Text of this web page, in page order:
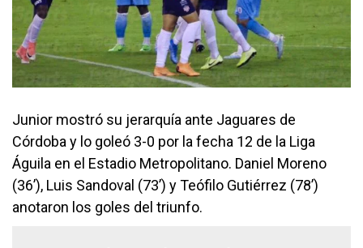
Junior mostró su jerarquía ante Jaguares de
Córdoba y lo goleó 3-0 por la fecha 12 de la Liga
Águila en el Estadio Metropolitano. Daniel Moreno
(36’), Luis Sandoval (73’) y Teófilo Gutiérrez (78’)
anotaron los goles del triunfo.